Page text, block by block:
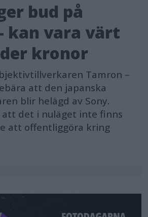
bud på
kan vara värt
kronor
Tamron –
att den japanska
blir helägd av Sony.
det i nuläget inte finns
att offentliggöra kring